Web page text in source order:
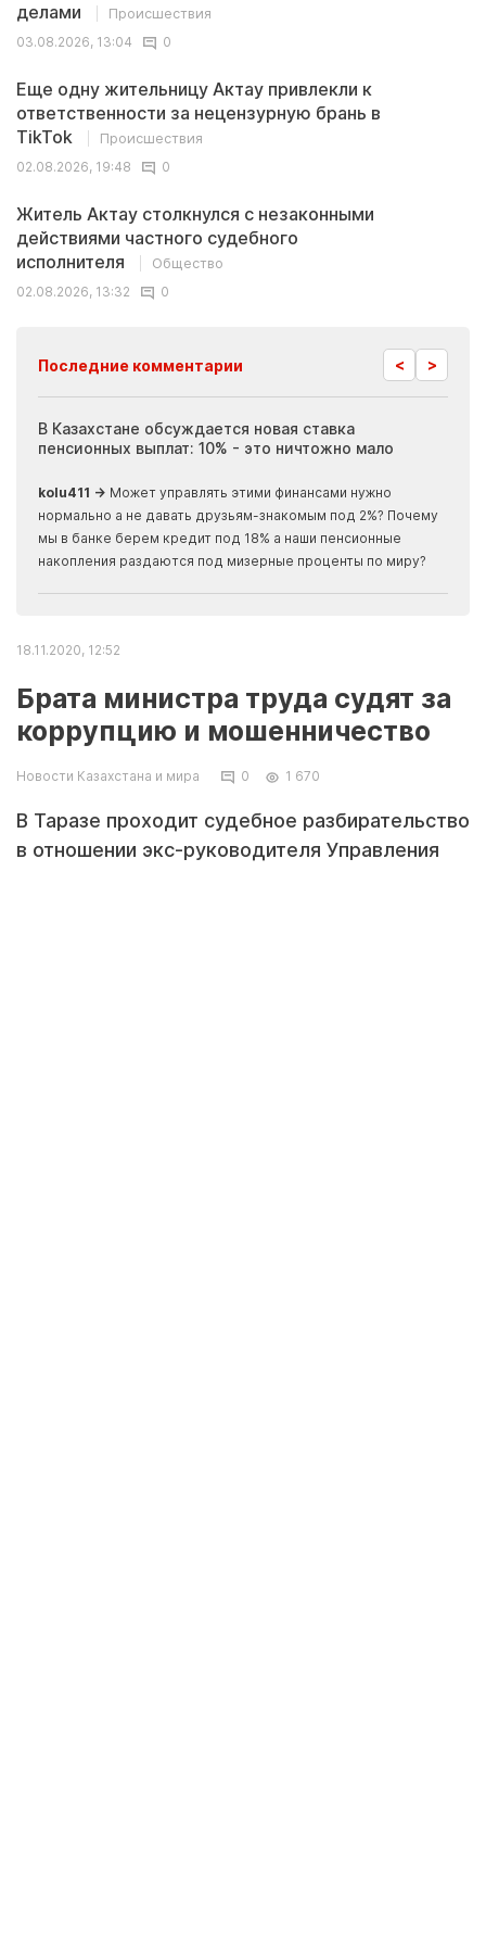
делами
Происшествия
03.08.2026, 13:04
0
Еще одну жительницу Актау привлекли к
ответственности за нецензурную брань в
TikTok
Происшествия
02.08.2026, 19:48
0
Житель Актау столкнулся с незаконными
действиями частного судебного
исполнителя
Общество
02.08.2026, 13:32
0
Последние комментарии < >
В Казахстане обсуждается новая ставка
пенсионных выплат: 10% - это ничтожно мало
kolu411 → Может управлять этими финансами нужно
нормально а не давать друзьям-знакомым под 2%? Почему
мы в банке берем кредит под 18% а наши пенсионные
накопления раздаются под мизерные проценты по миру?
18.11.2020, 12:52
Брата министра труда судят за
коррупцию и мошенничество
Новости Казахстана и мира 0 1 670
В Таразе проходит судебное разбирательство
в отношении экс-руководителя Управления